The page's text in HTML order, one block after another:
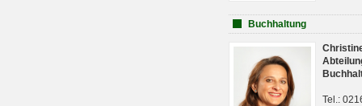
Buchhaltung
Tel.: